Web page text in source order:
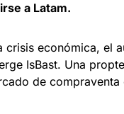
a Latam.
crisis económica, el
IsBast. Una
de